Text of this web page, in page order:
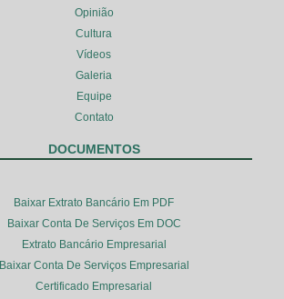
Opinião
Cultura
Vídeos
Galeria
Equipe
Contato
DOCUMENTOS
Baixar Extrato Bancário Em PDF
Baixar Conta De Serviços Em DOC
Extrato Bancário Empresarial
Baixar Conta De Serviços Empresarial
Certificado Empresarial